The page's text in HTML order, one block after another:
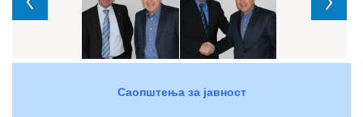
Саопштења за јавност